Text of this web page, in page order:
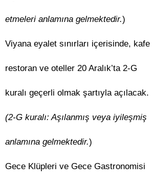
etmeleri anlamına gelmektedir.)
Viyana eyalet sınırları içerisinde, kafe
restoran ve oteller 20 Aralık’ta 2-G
kuralı geçerli olmak şartıyla açılacak.
(2-G kuralı: Aşılanmış veya iyileşmiş
anlamına gelmektedir.)
Gece Klüpleri ve Gece Gastronomisi